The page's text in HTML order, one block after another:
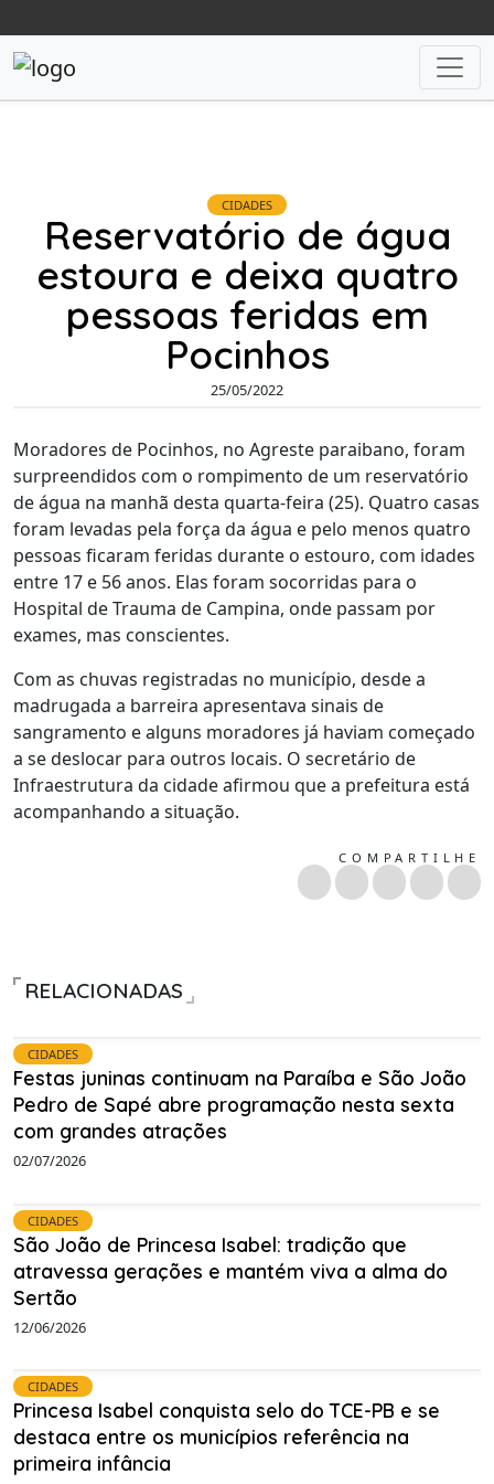
CIDADES
Reservatório de água
estoura e deixa quatro
pessoas feridas em
Pocinhos
25/05/2022
Moradores de Pocinhos, no Agreste paraibano, foram
surpreendidos com o rompimento de um reservatório
de água na manhã desta quarta-feira (25). Quatro casas
foram levadas pela força da água e pelo menos quatro
pessoas ficaram feridas durante o estouro, com idades
entre 17 e 56 anos. Elas foram socorridas para o
Hospital de Trauma de Campina, onde passam por
exames, mas conscientes.
Com as chuvas registradas no município, desde a
madrugada a barreira apresentava sinais de
sangramento e alguns moradores já haviam começado
a se deslocar para outros locais. O secretário de
Infraestrutura da cidade afirmou que a prefeitura está
acompanhando a situação.
COMPARTILHE
RELACIONADAS
CIDADES
Festas juninas continuam na Paraíba e São João
Pedro de Sapé abre programação nesta sexta
com grandes atrações
02/07/2026
CIDADES
São João de Princesa Isabel: tradição que
atravessa gerações e mantém viva a alma do
Sertão
12/06/2026
CIDADES
Princesa Isabel conquista selo do TCE-PB e se
destaca entre os municípios referência na
primeira infância